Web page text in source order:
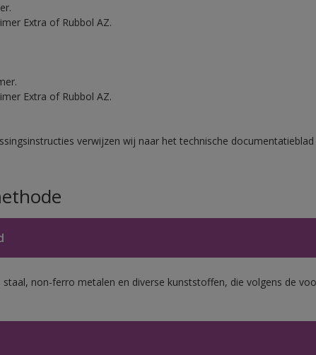
Extra of Rubbol AZ.
Extra of Rubbol AZ.
verwijzen wij naar het technische
staal, non-ferro metalen en diverse kunststoffen, die volgens de